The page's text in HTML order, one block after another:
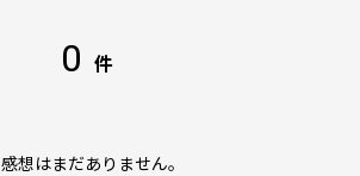
0 件
感想はまだありません。